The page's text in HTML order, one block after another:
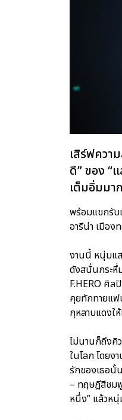
เสิร์ฟควา
ดี” ของ “
เต็มอิ่มมา
พร้อมแขกรับ
อารีน่า เมือง
งานนี้ หนุ่มแ
ดังสนั่นกระหึ่
F.HERO ศิ
คุยทักทายแฟ
กุหลาบแดงใ
ไม่นานก็ถึงคิ
ในโลก โดยง
รักของเธอนั้
– ทฤษฎีสีชม
หนึ่ง” แล้วห